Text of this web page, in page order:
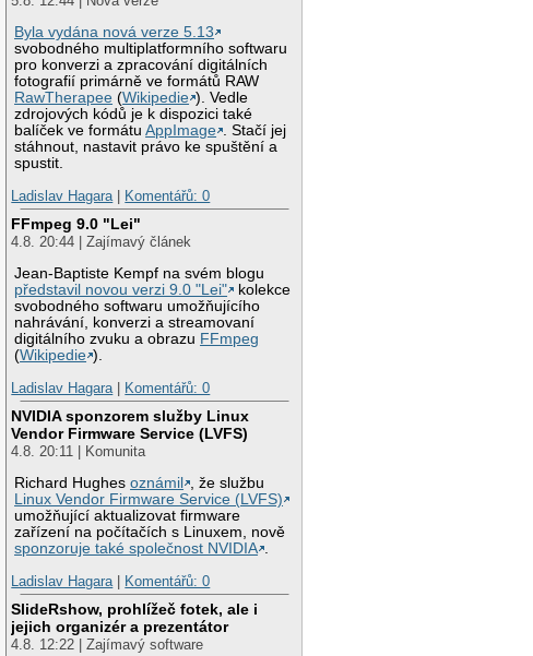
Byla vydána nová verze 5.13
svobodného multiplatformního softwaru
pro konverzi a zpracování digitálních
fotografií primárně ve formátů RAW
RawTherapee (Wikipedie ). Vedle
zdrojových kódů je k dispozici také
balíček ve formátuAppImage . Stačí jej
stáhnout, nastavit právo ke spuštění a
spustit.
Ladislav Hagara
Komentářů: 0
FFmpeg 9.0 "Lei"
4.8. 20:44 | Zajímavý článek
Jean-Baptiste Kempf na svém blogu
představil novou verzi 9.0 "Lei"
kolekce
svobodného softwaru umožňujícího
nahrávání, konverzi a streamovaní
digitálního zvuku a obrazu FFmpeg
(Wikipedie ).
Ladislav Hagara | Komentářů: 0
NVIDIA sponzorem služby Linux
Vendor Firmware Service (LVFS)
4.8. 20:11 | Komunita
Richard Hughesoznámil
, že službu
Linux Vendor Firmware Service (LVFS)
umožňující aktualizovat firmware
zařízení na počítačích s Linuxem, nově
sponzoruje také společnost NVIDIA .
Ladislav Hagara | Komentářů: 0
SlideRshow, prohlížeč fotek, ale i
jejich organizér a prezentátor
4.8. 12:22 | Zajímavý software